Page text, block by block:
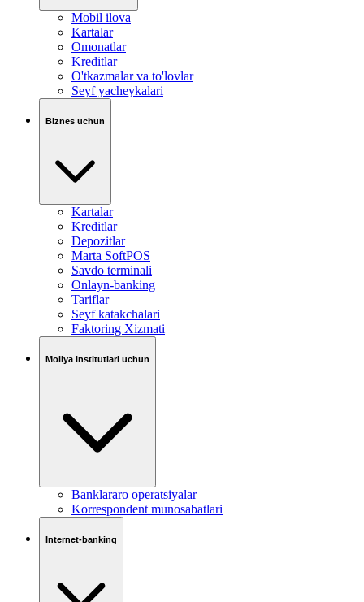
Mobil ilova
Kartalar
Omonatlar
Kreditlar
O'tkazmalar va to'lovlar
Seyf yacheykalari
Biznes uchun
Kartalar
Kreditlar
Depozitlar
Marta SoftPOS
Savdo terminali
Onlayn-banking
Tariflar
Seyf katakchalari
Faktoring Xizmati
Moliya institutlari uchun
Banklararo operatsiyalar
Korrespondent munosabatlari
Internet-banking